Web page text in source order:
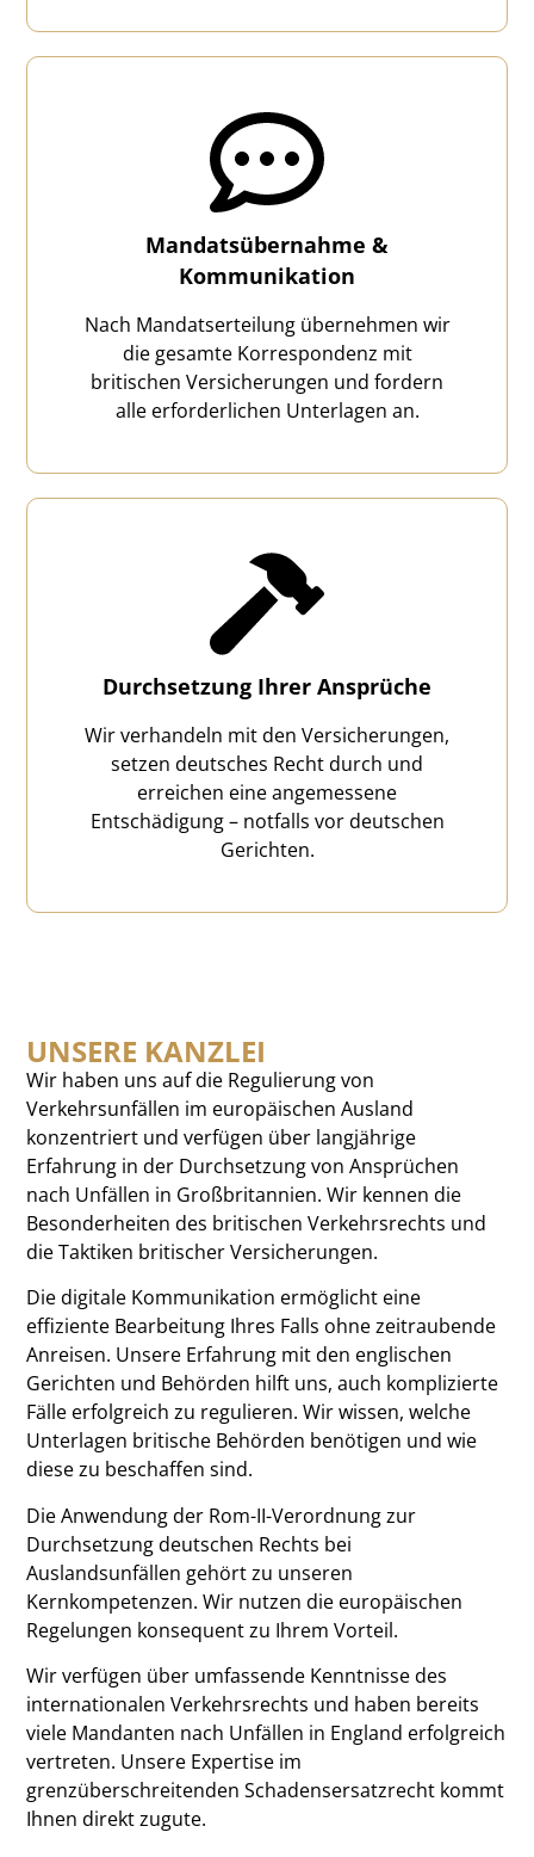
Mandatsübernahme &
Kommunikation
Nach Mandatserteilung übernehmen wir
die gesamte Korrespondenz mit
britischen Versicherungen und fordern
alle erforderlichen Unterlagen an.
Durchsetzung Ihrer Ansprüche
Wir verhandeln mit den Versicherungen,
setzen deutsches Recht durch und
erreichen eine angemessene
Entschädigung – notfalls vor deutschen
Gerichten.
UNSERE KANZLEI
Wir haben uns auf die Regulierung von
Verkehrsunfällen im europäischen Ausland
konzentriert und verfügen über langjährige
Erfahrung in der Durchsetzung von Ansprüchen
nach Unfällen in Großbritannien. Wir kennen die
Besonderheiten des britischen Verkehrsrechts und
die Taktiken britischer Versicherungen.
Die digitale Kommunikation ermöglicht eine
effiziente Bearbeitung Ihres Falls ohne zeitraubende
Anreisen. Unsere Erfahrung mit den englischen
Gerichten und Behörden hilft uns, auch komplizierte
Fälle erfolgreich zu regulieren. Wir wissen, welche
Unterlagen britische Behörden benötigen und wie
diese zu beschaffen sind.
Die Anwendung der Rom-II-Verordnung zur
Durchsetzung deutschen Rechts bei
Auslandsunfällen gehört zu unseren
Kernkompetenzen. Wir nutzen die europäischen
Regelungen konsequent zu Ihrem Vorteil.
Wir verfügen über umfassende Kenntnisse des
internationalen Verkehrsrechts und haben bereits
viele Mandanten nach Unfällen in England erfolgreich
vertreten. Unsere Expertise im
grenzüberschreitenden Schadensersatzrecht kommt
Ihnen direkt zugute.